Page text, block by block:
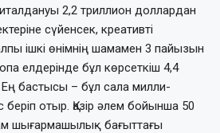
2,2 триллион доллардан
сүйенсек, креативті
ішкі өнімнің шамамен 3 пайызын
елдерінде бұл көрсеткіш 4,4
Ең бастысы – бұл сала милли­
отыр. Қазір әлем бойынша 50
шығармашылық бағыттағы